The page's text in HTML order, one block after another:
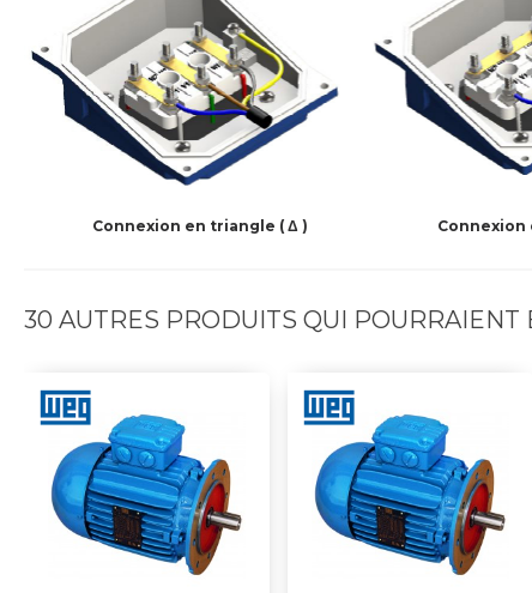
Connexion en triangle ( Δ ) Connexion
30 AUTRES PRODUITS QUI